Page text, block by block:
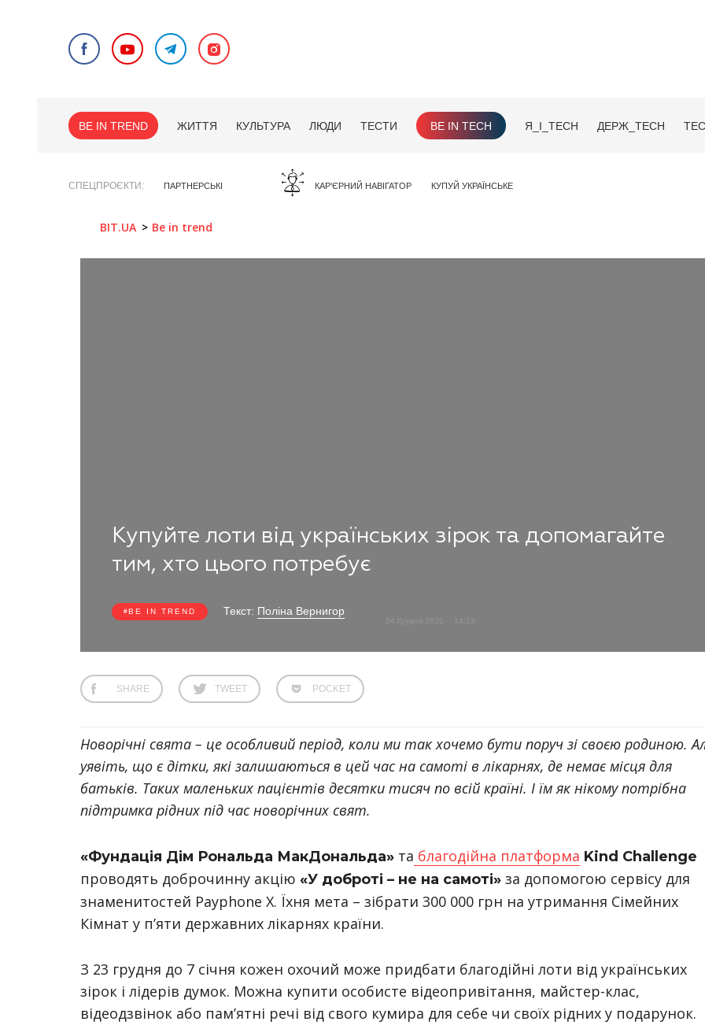
BE IN TREND ЖИТТЯ КУЛЬТУРА ЛЮДИ ТЕСТИ BE IN TECH Я_І_TECH ДЕРЖ_TECH
СПЕЦПРОЄКТИ ПАРТНЕРСЬКІ КАР'ЄРНИЙ НАВІГАТОР КУПУЙ УКРАЇНСЬКЕ
BIT.UA Be in trend
Купуйте лоти від українських зірок та допомагайте
тим, хто цього потребує
BE IN TREND Текст: Поліна Вернигор
24 Грудня 2020
SHARE TWEET POCKET
Новорічні свята – це особливий період, коли ми так хочемо бути поруч зі своєю родиною.
уявіть, що є дітки, які залишаються в цей час на самоті в лікарнях, де немає місця для
батьків. Таких маленьких пацієнтів десятки тисяч по всій країні. І їм як нікому потрібна
підтримка рідних під час новорічних свят.
«Фундація Дім Рональда МакДональда» та благодійна платформа Kind Challenge
проводять доброчинну акцію «У доброті – не на самоті» за допомогою сервісу для
знаменитостей Payphone X. Їхня мета – зібрати 300 000 грн на утримання Сімейних
Кімнат у п’яти державних лікарнях країни.
З 23 грудня до 7 січня кожен охочий може придбати благодійні лоти від українських
зірок і лідерів думок. Можна купити особисте відеопривітання, майстер-клас,
відеодзвінок або пам’ятні речі від свого кумира для себе чи своїх рідних у подарунок.